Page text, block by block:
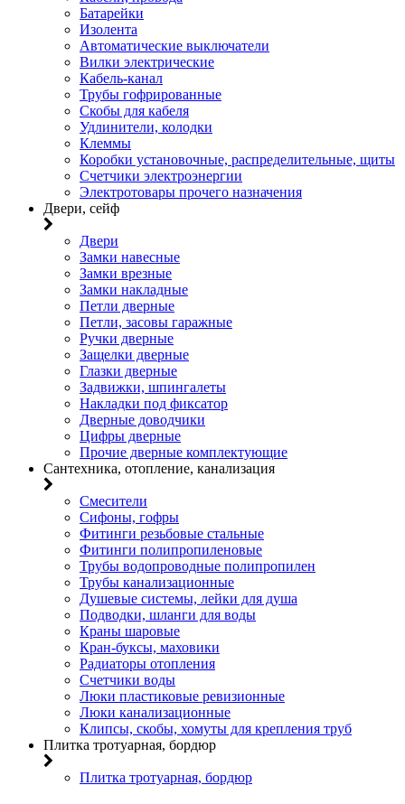
Батарейки
Изолента
Автоматические выключатели
Вилки электрические
Кабель-канал
Трубы гофрированные
Скобы для кабеля
Удлинители, колодки
Клеммы
Коробки установочные, распределительные, щиты
Счетчики электроэнергии
Электротовары прочего назначения
Двери, сейф
Двери
Замки навесные
Замки врезные
Замки накладные
Петли дверные
Петли, засовы гаражные
Ручки дверные
Защелки дверные
Глазки дверные
Задвижки, шпингалеты
Накладки под фиксатор
Дверные доводчики
Цифры дверные
Прочие дверные комплектующие
Сантехника, отопление, канализация
Смесители
Сифоны, гофры
Фитинги резьбовые стальные
Фитинги полипропиленовые
Трубы водопроводные полипропилен
Трубы канализационные
Душевые системы, лейки для душа
Подводки, шланги для воды
Краны шаровые
Кран-буксы, маховики
Радиаторы отопления
Счетчики воды
Люки пластиковые ревизионные
Люки канализационные
Клипсы, скобы, хомуты для крепления труб
Плитка тротуарная, бордюр
Плитка тротуарная, бордюр